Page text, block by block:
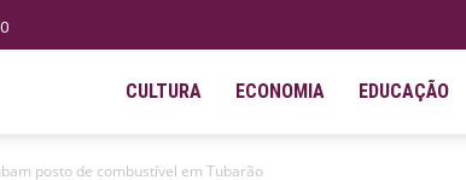
CULTURA ECONOMIA EDUCAÇÃO
posto de combustível em Tubarão